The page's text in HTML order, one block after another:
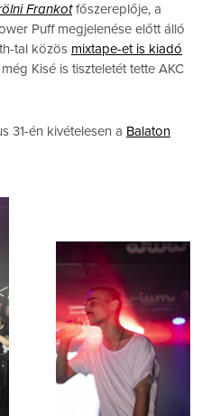
Frankotfőszereplője, a
Puff megjelenése előtt álló
tal közös mixtape-et is kiadó
Kisé is tiszteletét tette AKC
31-én kivételesen a Balaton